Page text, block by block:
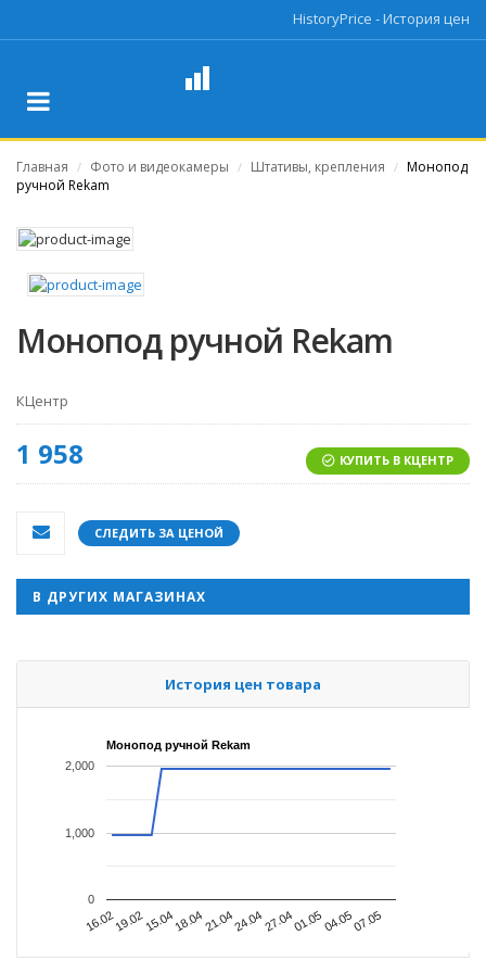
HistoryPrice - История цен
Главная / Фото и видеокамеры / Штативы, крепления / Монопод
ручной Rekam
Монопод ручной Rekam
КЦентр
1 958 КУПИТЬ В КЦЕНТР
СЛЕДИТЬ ЗА ЦЕНОЙ
В ДРУГИХ МАГАЗИНАХ
История цен товара
Монопод ручной Rekam
16.0219.0215.0418.0421.0424.0427.0401.0504.0507.05
0
1,000
2,000